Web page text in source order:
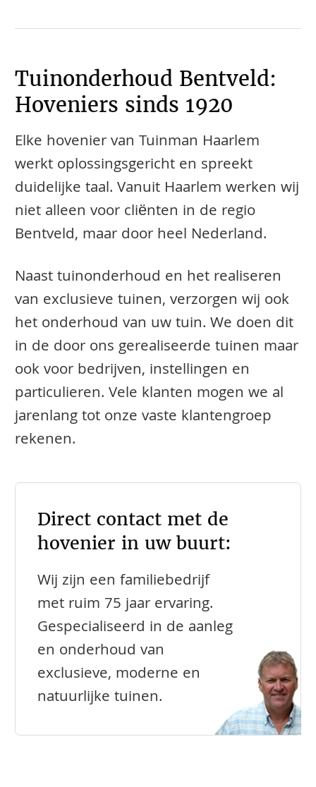
Tuinonderhoud Bentveld:
Hoveniers sinds 1920
Elke hovenier van Tuinman Haarlem
werkt oplossingsgericht en spreekt
duidelijke taal. Vanuit Haarlem werken wij
niet alleen voor cliënten in de regio
Bentveld, maar door heel Nederland.
Naast tuinonderhoud en het realiseren
van exclusieve tuinen, verzorgen wij ook
het onderhoud van uw tuin. We doen dit
in de door ons gerealiseerde tuinen maar
ook voor bedrijven, instellingen en
particulieren. Vele klanten mogen we al
jarenlang tot onze vaste klantengroep
rekenen.
Direct contact met de
hovenier in uw buurt:
Wij zijn een familiebedrijf
met ruim 75 jaar ervaring.
Gespecialiseerd in de aanleg
en onderhoud van
exclusieve, moderne en
natuurlijke tuinen.